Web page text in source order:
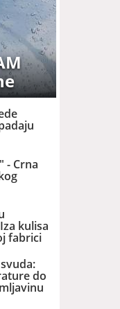
- Crna
kulisa
fabrici
do